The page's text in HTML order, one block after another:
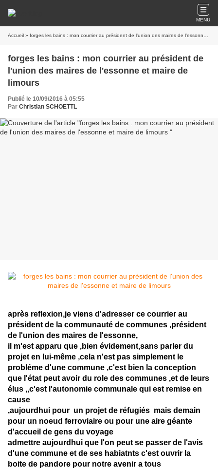
MENU
Accueil » forges les bains : mon courrier au président de l'union des maires de l'essonne et maire de limours
forges les bains : mon courrier au président de
l'union des maires de l'essonne et maire de
limours
Publié le 10/09/2016 à 05:55
Par Christian SCHOETTL
après reflexion,je viens d'adresser ce courrier au
président de la communauté de communes ,président
de l'union des maires de l'essonne,
il m'est apparu que ,bien évidement,sans parler du
projet en lui-même ,cela n'est pas simplement le
probléme d'une commune ,c'est bien la conception
que l'état peut avoir du role des communes ,et de leurs
élus ,,c'est l'autonomie communale qui est remise en
cause
,aujourdhui pour un projet de réfugiés mais demain
pour un noeud ferroviaire ou pour une aire géante
d'accueil de gens du voyage
admettre aujourdhui que l'on peut se passer de l'avis
d'une commune et de ses habiatnts c'est ouvrir la
boite de pandore pour notre avenir a tous